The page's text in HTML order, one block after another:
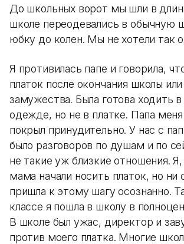
До школьных ворот мы шли в
школе переодевались в обычную
юбку до колен. Мы не хотели так
Я противилась папе и говорила,
платок после окончания школы
замужества. Была готова ходить
одежде, но не в платке. Папа
покрыл принудительно. У нас с
было разговоров по душам и по
не такие уж близкие отношения.
мама начали носить платок, но ни
пришла к этому шагу осознанно.
классе я пошла в школу в
В школе был ужас, директор и
против моего платка. Многие